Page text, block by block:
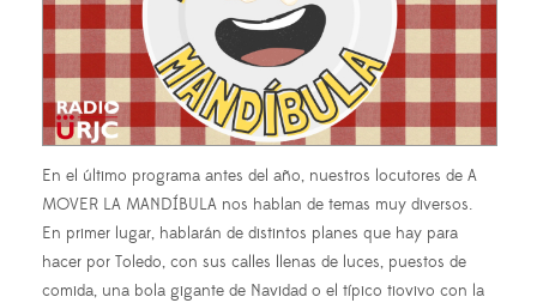
En el último programa antes del año, nuestros locutores de A
MOVER LA MANDÍBULA nos hablan de temas muy diversos.
En primer lugar, hablarán de distintos planes que hay para
hacer por Toledo, con sus calles llenas de luces, puestos de
comida, una bola gigante de Navidad o el típico tiovivo con la